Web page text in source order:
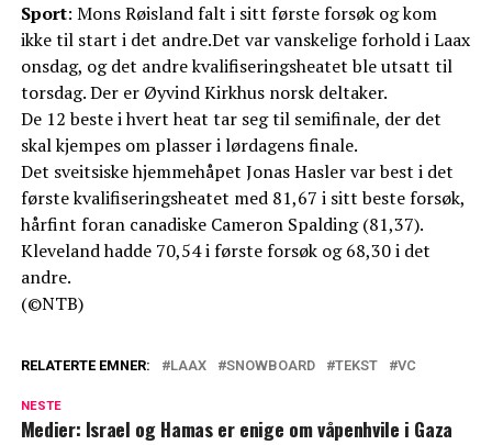
Sport: Mons Røisland falt i sitt første forsøk og kom
ikke til start i det andre.Det var vanskelige forhold i Laax
onsdag, og det andre kvalifiseringsheatet ble utsatt til
torsdag. Der er Øyvind Kirkhus norsk deltaker.
De 12 beste i hvert heat tar seg til semifinale, der det
skal kjempes om plasser i lørdagens finale.
Det sveitsiske hjemmehåpet Jonas Hasler var best i det
første kvalifiseringsheatet med 81,67 i sitt beste forsøk,
hårfint foran canadiske Cameron Spalding (81,37).
Kleveland hadde 70,54 i første forsøk og 68,30 i det
andre.
(©NTB)
RELATERTE EMNER: LAAX SNOWBOARD TEKST VC
NESTE
Medier: Israel og Hamas er enige om våpenhvile i Gaza